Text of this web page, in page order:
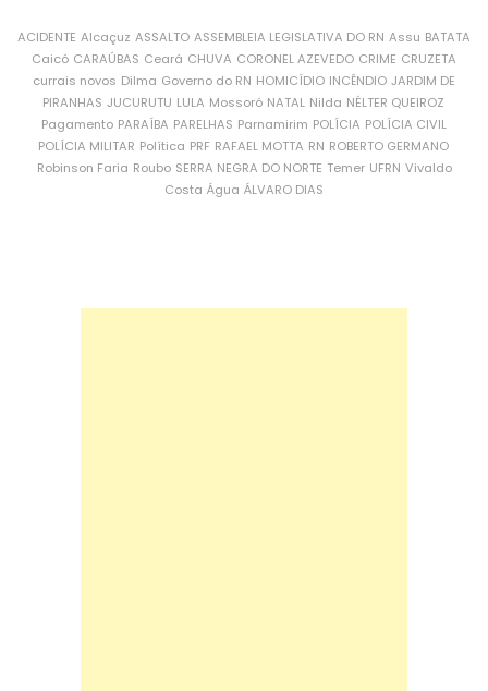
ACIDENTE Alcaçuz ASSALTO ASSEMBLEIA LEGISLATIVA DO RN Assu BATATA
Caicó CARAÚBAS Ceará CHUVA CORONEL AZEVEDO CRIME CRUZETA
currais novos Dilma Governo do RN HOMICÍDIO INCÊNDIO JARDIM DE
PIRANHAS JUCURUTU LULA Mossoró NATAL Nilda NÉLTER QUEIROZ
Pagamento PARAÍBA PARELHAS Parnamirim POLÍCIA POLÍCIA CIVIL
POLÍCIA MILITAR Política PRF RAFAEL MOTTA RN ROBERTO GERMANO
Robinson Faria Roubo SERRA NEGRA DO NORTE Temer UFRN Vivaldo
Costa Água ÁLVARO DIAS